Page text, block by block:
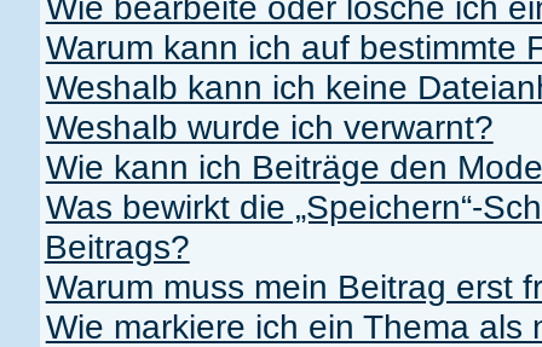
Warum kann ich auf bestimmte
Weshalb kann ich keine
Weshalb wurde ich verwarnt?
Wie kann ich Beiträge den
Was bewirkt die „Speichern“-
Beitrags?
Warum muss mein Beitrag erst
Wie markiere ich ein Thema als